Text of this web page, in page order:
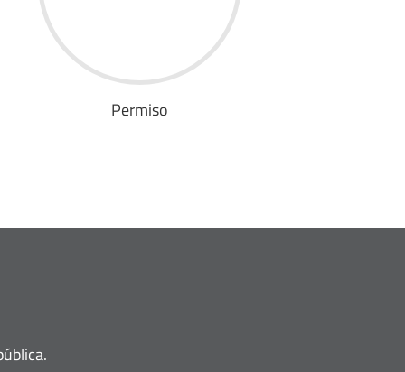
Permiso